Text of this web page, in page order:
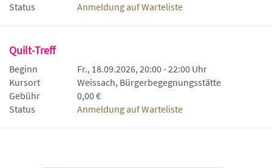
Status
Anmeldung auf Warteliste
Quilt-Treff
Beginn
Fr., 18.09.2026, 20:00 - 22:00 Uhr
Kursort
Weissach, Bürgerbegegnungsstätte
Gebühr
0,00 €
Status
Anmeldung auf Warteliste